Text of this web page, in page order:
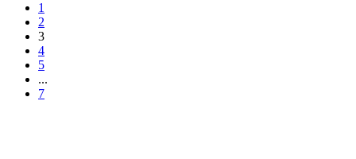
1
2
3
4
5
...
7